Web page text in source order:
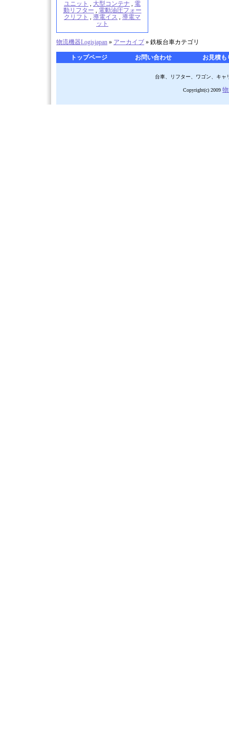
ユニット
大型コンテナ
電
動リフター
電動油圧フォー
クリフト
導電イス
導電マ
ット
物流機器Logisjapan » アーカイブ » 鉄板台車カテゴリ
トップページ お問い合わせ お見積も
台車、リフター、ワゴン、キャ
Copyright(c) 2009